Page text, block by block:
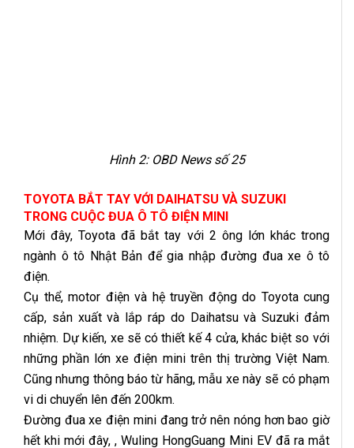
Hình 2: OBD News số 25
TOYOTA BẮT TAY VỚI DAIHATSU VÀ SUZUKI
TRONG CUỘC ĐUA Ô TÔ ĐIỆN MINI
Mới đây, Toyota đã bắt tay với 2 ông lớn khác trong
ngành ô tô Nhật Bản để gia nhập đường đua xe ô tô
điện.
Cụ thể, motor điện và hệ truyền động do Toyota cung
cấp, sản xuất và lắp ráp do Daihatsu và Suzuki đảm
nhiệm. Dự kiến, xe sẽ có thiết kế 4 cửa, khác biệt so với
những phần lớn xe điện mini trên thị trường Việt Nam.
Cũng nhưng thông báo từ hãng, mẫu xe này sẽ có phạm
vi di chuyển lên đến 200km.
Đường đua xe điện mini đang trở nên nóng hơn bao giờ
hết khi mới đây, , Wuling HongGuang Mini EV đã ra mắt